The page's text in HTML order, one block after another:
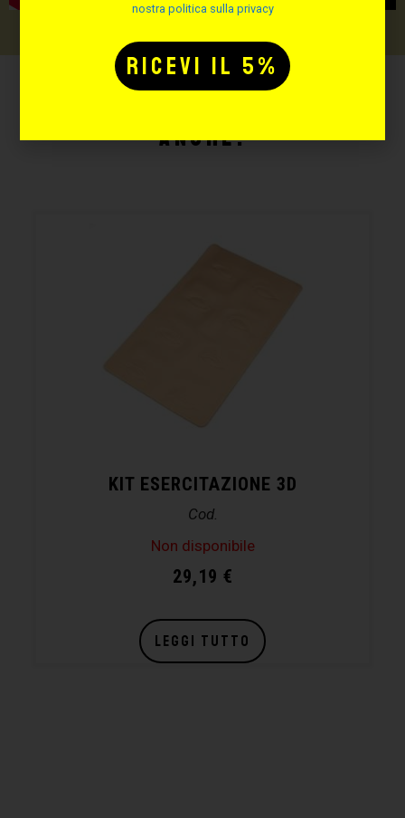
anche:
KIT ESERCITAZIONE 3D
Cod.
Non disponibile
29,19 €
LEGGI TUTTO
nostra politica sulla privacy